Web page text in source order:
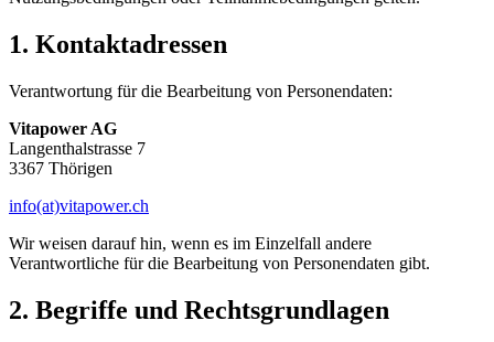
1. Kontaktadressen
Verantwortung für die Bearbeitung von Personendaten:
Vitapower AG
Langenthalstrasse 7
3367 Thörigen
info(at)vitapower.ch
Wir weisen darauf hin, wenn es im Einzelfall andere
Verantwortliche für die Bearbeitung von Personendaten gibt.
2. Begriffe und Rechtsgrundlagen